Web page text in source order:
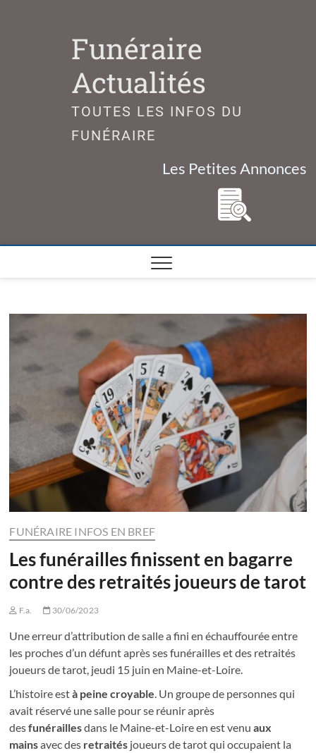
Funéraire
Actualités
TOUTES LES INFOS DU
FUNÉRAIRE
Les Petites Annonces
FUNÉRAIRE INFOS EN BREF
Les funérailles finissent en bagarre
contre des retraités joueurs de tarot
F.a. 30/06/2023
Une erreur d’attribution de salle a fini en échauffourée entre
les proches d’un défunt après ses funérailles et des retraités
joueurs de tarot, jeudi 15 juin en Maine-et-Loire.
L’histoire està peine croyable . Un groupe de personnes qui
avait réservé une salle pour se réunir après
desfunéraillesdans le Maine-et-Loire en est venuaux
mainsavec des retraités joueurs de tarot qui occupaient la